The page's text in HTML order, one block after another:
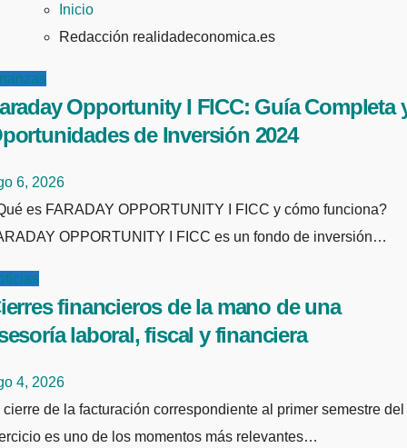
Inicio
Redacción realidadeconomica.es
Opportunity I FICC: Guía Completa
de Inversión 2024
6, 2026
funciona?
OPPORTUNITY I FICC es un fondo de inversión…
financieros de la mano de una
laboral, fiscal y financiera
4, 2026
es uno de los momentos más relevantes…